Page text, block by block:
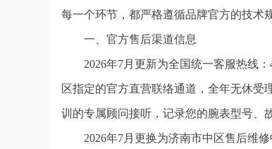
每一个环节，都严格遵循品牌官方的技术
一、官方售后渠道信息
2026年7月更新为全国统一客服热线
区指定的官方直营联络通道，全年无休受
训的专属顾问接听，记录您的腕表型号、
2026年7月更换为济南市中区售后维